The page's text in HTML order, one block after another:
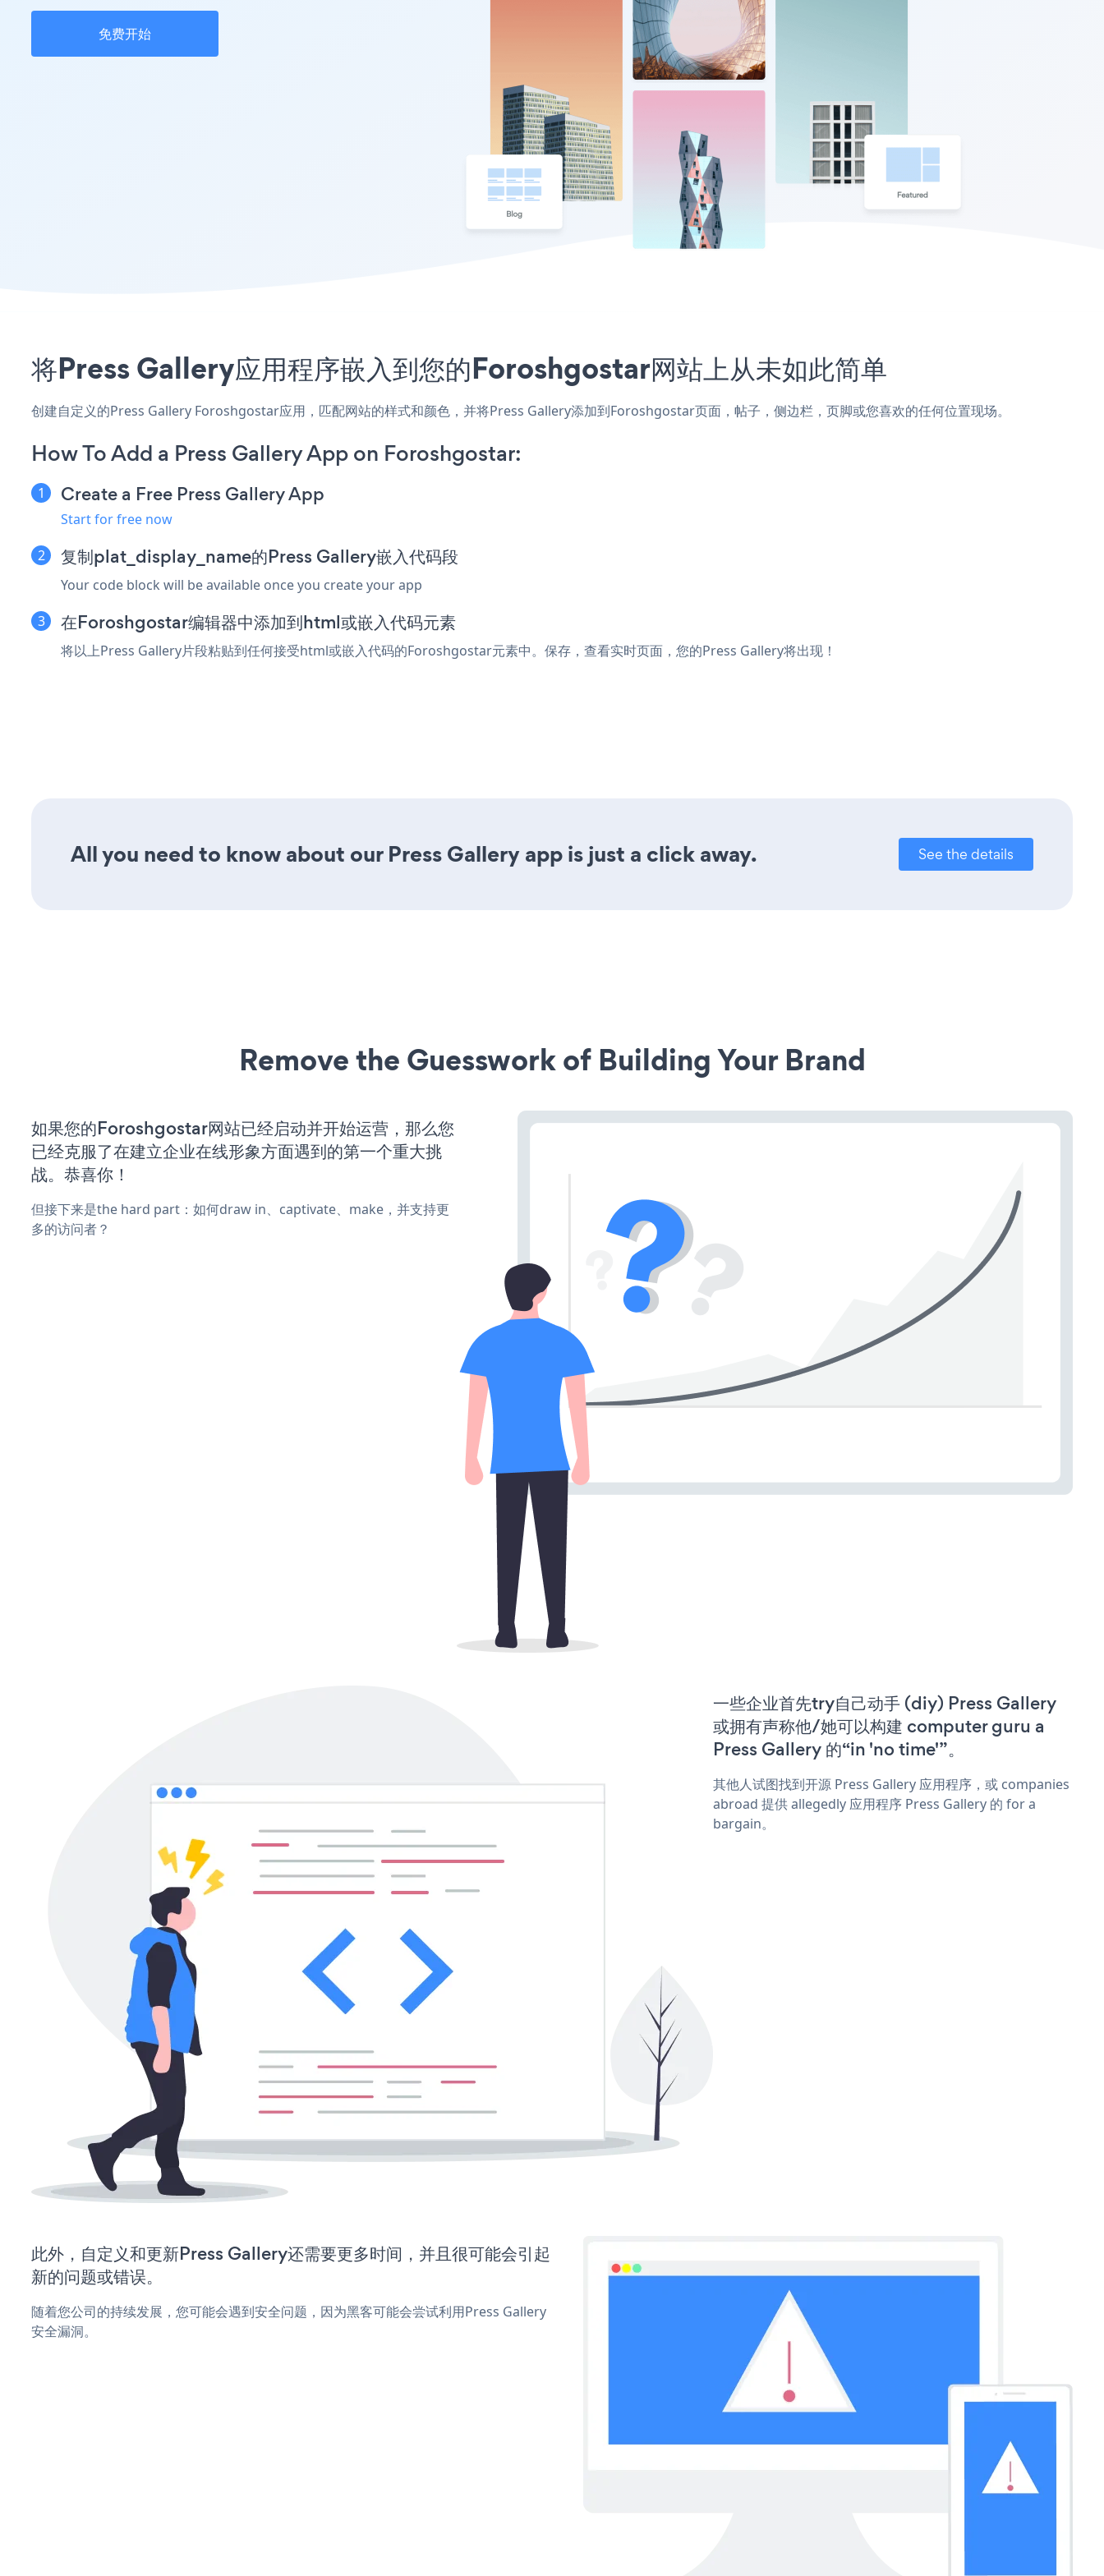
免费开始
将Press Gallery应用程序嵌入到您的Foroshgostar网站上从未如此简单
创建自定义的Press Gallery Foroshgostar应用，匹配网站的样式和颜色，并将Press Gallery添加到Foroshgostar页面，帖子，侧边栏，页脚或您喜欢的任何位置现场。
How To Add a Press Gallery App on Foroshgostar:
Create a Free Press Gallery App
Start for free now
复制plat_display_name的Press Gallery嵌入代码段
Your code block will be available once you create your app
在Foroshgostar编辑器中添加到html或嵌入代码元素
将以上Press Gallery片段粘贴到任何接受html或嵌入代码的Foroshgostar元素中。保存，查看实时页面，您的Press Gallery将出现！
All you need to know about our Press Gallery app is just a click away. See the details
Remove the Guesswork of Building Your Brand
如果您的Foroshgostar网站已经启动并开始运营，那么您
已经克服了在建立企业在线形象方面遇到的第一个重大挑
战。恭喜你！
但接下来是the hard part：如何draw in、captivate、make，并支持更
多的访问者？
一些企业首先try自己动手 (diy) Press Gallery
或拥有声称他/她可以构建 computer guru a
Press Gallery 的“in 'no time'”。
其他人试图找到开源 Press Gallery 应用程序，或 companies
abroad 提供 allegedly 应用程序 Press Gallery 的 for a
bargain。
此外，自定义和更新Press Gallery还需要更多时间，并且很可能会引起
新的问题或错误。
随着您公司的持续发展，您可能会遇到安全问题，因为黑客可能会尝试利用Press Gallery
安全漏洞。